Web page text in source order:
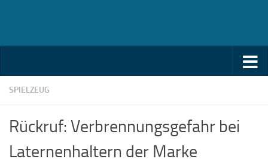
SPIELZEUG
Rückruf: Verbrennungsgefahr bei
Laternenhaltern der Marke